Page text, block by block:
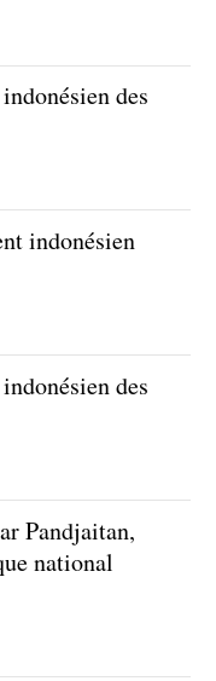
des
indonésien
des
Pandjaitan,
national